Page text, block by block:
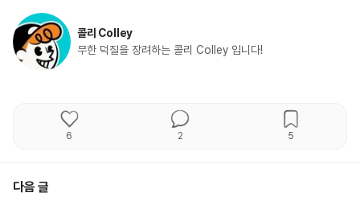
콜리 Colley
무한 덕질을 장려하는 콜리 Colley 입니다!
6 2 5
다음 글